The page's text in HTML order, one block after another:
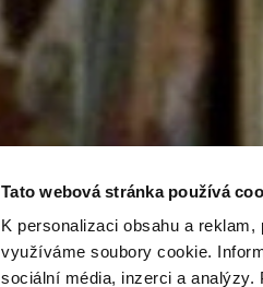
Tato webová stránka používá
K personalizaci obsahu a
využíváme soubory cookie.
sociální média, inzerci a analýzy.